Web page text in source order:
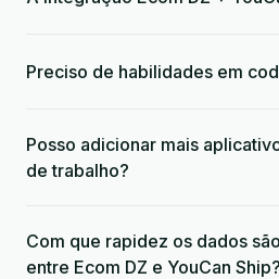
Preciso de habilidades em
Posso adicionar mais
de trabalho?
Com que rapidez os dados
entre Ecom DZ e YouCan Ship?